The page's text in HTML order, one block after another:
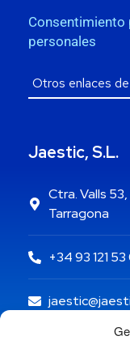
Consentimiento
personales
Jaestic, S.L.
Ctra. Valls
Tarragona
+34 93 121